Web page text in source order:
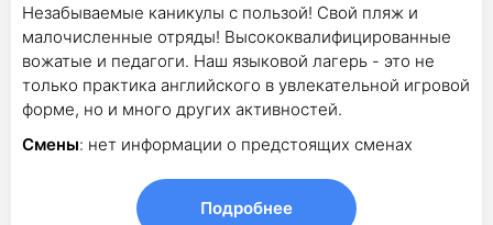
Незабываемые каникулы с пользой! Свой пляж и
малочисленные отряды! Высококвалифицированные
вожатые и педагоги. Наш языковой лагерь - это не
только практика английского в увлекательной игровой
форме, но и много других активностей.
Смены: нет информации о предстоящих сменах
Подробнее